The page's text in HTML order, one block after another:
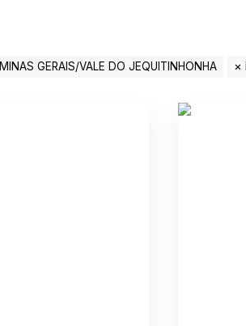
MINAS GERAIS/VALE DO JEQUITINHONHA